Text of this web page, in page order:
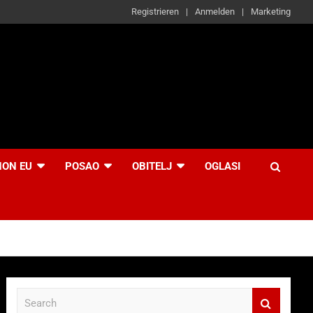
Registrieren Anmelden Marketing
EU POSAO OBITELJ OGLASI